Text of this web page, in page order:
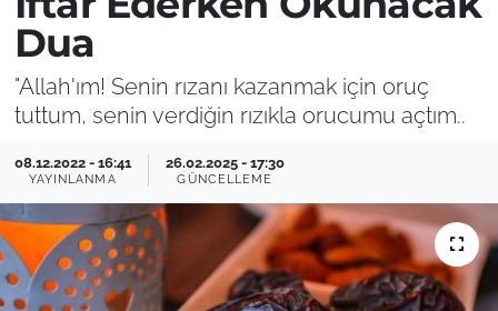
Dua
"Allah'ım! Senin rızanı kazanmak için oruç
tuttum, senin verdiğin rızıkla orucumu açtım..
08.12.2022 - 16:41
YAYINLANMA
26.02.2025 - 17:30
GÜNCELLEME